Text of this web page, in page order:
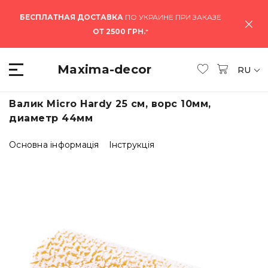
БЕСПЛАТНАЯ ДОСТАВКАПО УКРАИНЕ ПРИ ЗАКАЗЕ
ОТ 2500 ГРН.*
Maxima-decor RU
Валик Micro Hardy 25 см, ворс 10мм,
диаметр 44мм
Основна інформація Інструкція